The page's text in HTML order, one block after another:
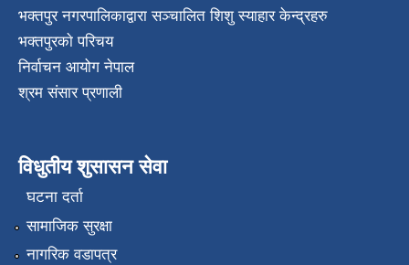
भक्तपुर नगरपालिकाद्वारा सञ्चालित शिशु स्याहार केन्द्रहरु
भक्तपुरकाे परिचय
निर्वाचन आयोग नेपाल
श्रम संसार प्रणाली
विधुतीय शुसासन सेवा
घटना दर्ता
सामाजिक सुरक्षा
नागरिक वडापत्र